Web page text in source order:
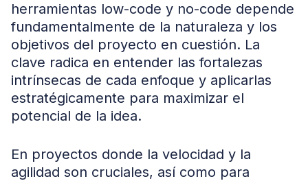
herramientas low-code y no-code depende
fundamentalmente de la naturaleza y los
objetivos del proyecto en cuestión. La
clave radica en entender las fortalezas
intrínsecas de cada enfoque y aplicarlas
estratégicamente para maximizar el
potencial de la idea.
En proyectos donde la velocidad y la
agilidad son cruciales, así como para